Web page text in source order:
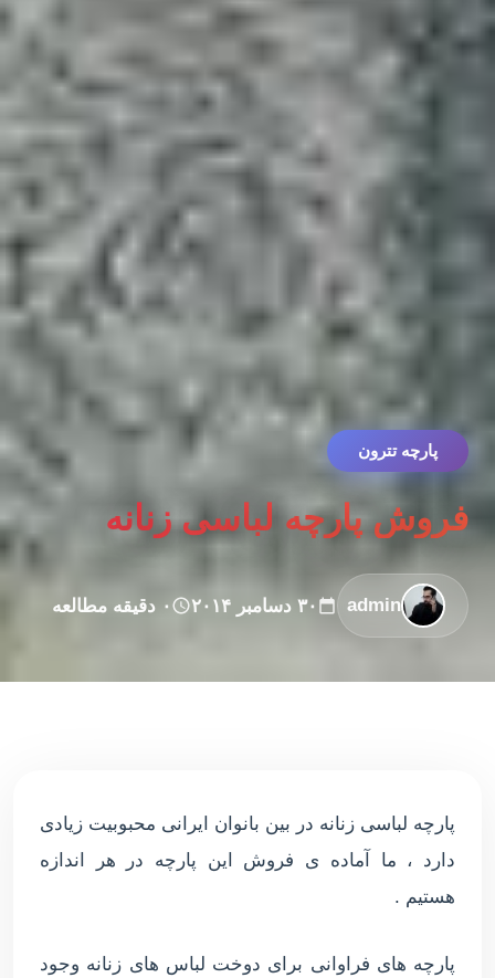
پارچه تترون
فروش پارچه لباسی زنانه
admin ۳۰ دسامبر ۲۰۱۴ ۰ دقیقه مطالعه
پارچه لباسی زنانه در بین بانوان ایرانی محبوبیت زیادی
دارد ، ما آماده ی فروش این پارچه در هر اندازه
هستیم .
پارچه های فراوانی برای دوخت لباس های زنانه وجود